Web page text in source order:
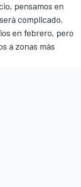
pensamos en
complicado.
en febrero, pero
a zonas más